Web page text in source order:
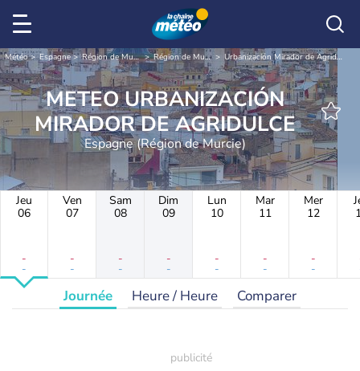
Météo Espagne Région de Murcie Région de Murcie Urbanización Mirador de Agridulce
METEO URBANIZACIÓN
MIRADOR DE AGRIDULCE
Espagne (Région de Murcie)
Jeu
06
-
-
Ven
07
-
-
Sam
08
-
-
Dim
09
-
-
Lun
10
-
-
Mar
11
-
-
Mer
12
-
-
Journée Heure / Heure Comparer